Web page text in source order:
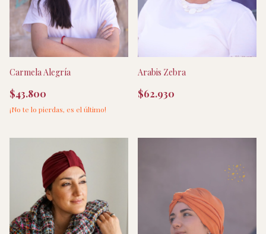
Carmela Alegría
$43.800
¡No te lo pierdas, es el último!
Arabis Zebra
$62.930